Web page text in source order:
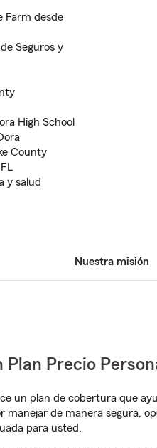
Farm desde
Seguros y
High School
County
y salud
Nuestra misión
Precio
un plan de cobertura que
manejar de manera segura,
para usted.